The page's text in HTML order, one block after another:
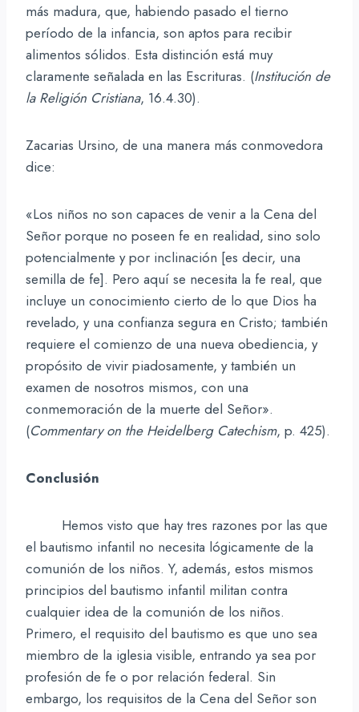
más madura, que, habiendo pasado el tierno
período de la infancia, son aptos para recibir
alimentos sólidos. Esta distinción está muy
claramente señalada en las Escrituras. (Institución de
la Religión Cristiana, 16.4.30).
Zacarias Ursino, de una manera más conmovedora
dice:
«Los niños no son capaces de venir a la Cena del
Señor porque no poseen fe en realidad, sino solo
potencialmente y por inclinación [es decir, una
semilla de fe]. Pero aquí se necesita la fe real, que
incluye un conocimiento cierto de lo que Dios ha
revelado, y una confianza segura en Cristo; también
requiere el comienzo de una nueva obediencia, y
propósito de vivir piadosamente, y también un
examen de nosotros mismos, con una
conmemoración de la muerte del Señor».
(Commentary on the Heidelberg Catechism, p. 425).
Conclusión
Hemos visto que hay tres razones por las que
el bautismo infantil no necesita lógicamente de la
comunión de los niños. Y, además, estos mismos
principios del bautismo infantil militan contra
cualquier idea de la comunión de los niños.
Primero, el requisito del bautismo es que uno sea
miembro de la iglesia visible, entrando ya sea por
profesión de fe o por relación federal. Sin
embargo, los requisitos de la Cena del Señor son